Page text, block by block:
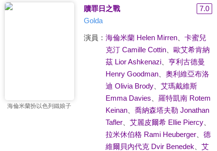
海倫米蘭扮以色列鐵娘子
贖罪日之戰
7.0
Golda
演員： 海倫米蘭 Helen Mirren、 卡蜜兒
克汀 Camille Cottin、 歐艾希肯納
茲 Lior Ashkenazi、 亨利古德曼
Henry Goodman、 奧利維亞布洛
迪 Olivia Brody、 艾瑪戴維斯
Emma Davies
羅特凱南 Rotem
Keinan、 喬納森塔夫勒 Jonathan
Tafler、 艾麗皮爾希 Ellie Piercy、
拉米休伯格 Rami Heuberger、 德
維爾貝內代克 Dvir Benedek
艾